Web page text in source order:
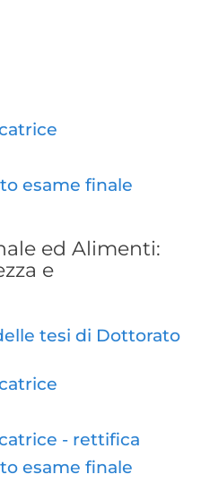
esame finale
ed Alimenti:
e
tesi di Dottorato
- rettifica
esame finale